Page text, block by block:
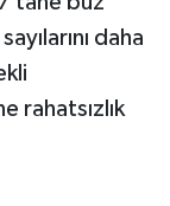
daha
rahatsızlık